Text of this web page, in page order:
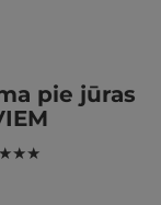
pie jūras
★ ★